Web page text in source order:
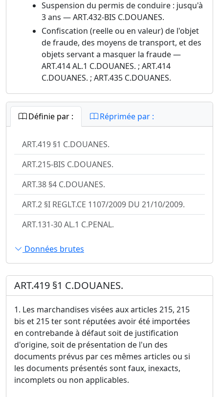
Suspension du permis de conduire : jusqu'à
3 ans — ART.432-BIS C.DOUANES.
Confiscation (reelle ou en valeur) de l'objet
de fraude, des moyens de transport, et des
objets servant a masquer la fraude —
ART.414 AL.1 C.DOUANES. ; ART.414
C.DOUANES. ; ART.435 C.DOUANES.
Définie par : Réprimée par :
ART.419 §1 C.DOUANES.
ART.215-BIS C.DOUANES.
ART.38 §4 C.DOUANES.
ART.2 §I REGLT.CE 1107/2009 DU 21/10/2009.
ART.131-30 AL.1 C.PENAL.
Données brutes
ART.419 §1 C.DOUANES.
1. Les marchandises visées aux articles 215, 215
bis et 215 ter sont réputées avoir été importées
en contrebande à défaut soit de justification
d'origine, soit de présentation de l'un des
documents prévus par ces mêmes articles ou si
les documents présentés sont faux, inexacts,
incomplets ou non applicables.